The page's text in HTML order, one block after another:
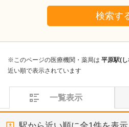
検索す
※このページの医療機関・薬局は 平原駅(
近い順で表示されています
一覧表示